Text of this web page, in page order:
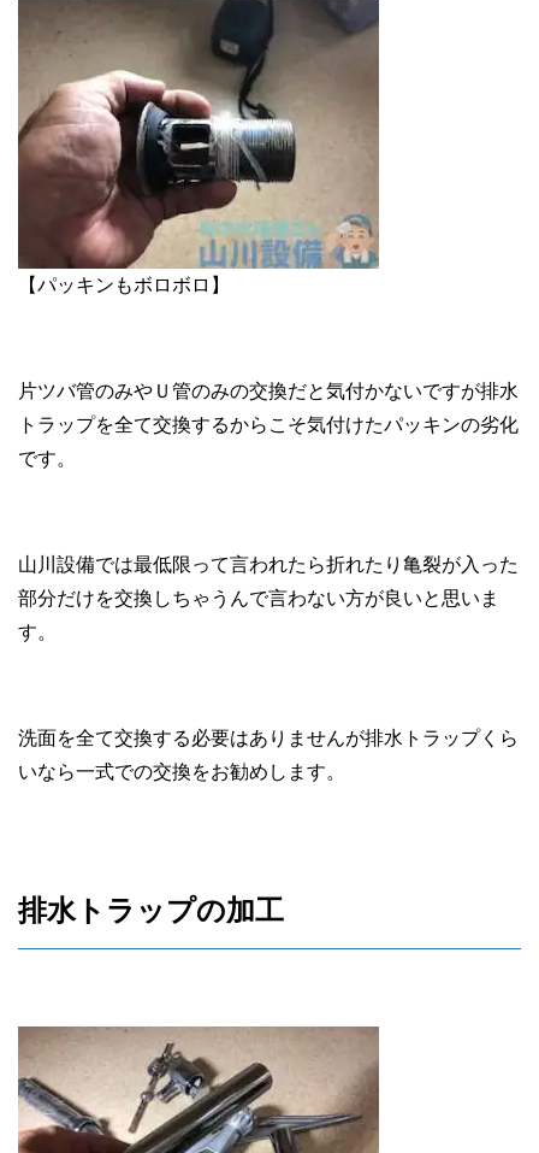
【パッキンもボロボロ】
片ツバ管のみやＵ管のみの交換だと気付かないですが排水
トラップを全て交換するからこそ気付けたパッキンの劣化
です。
山川設備では最低限って言われたら折れたり亀裂が入った
部分だけを交換しちゃうんで言わない方が良いと思いま
す。
洗面を全て交換する必要はありませんが排水トラップくら
いなら一式での交換をお勧めします。
排水トラップの加工